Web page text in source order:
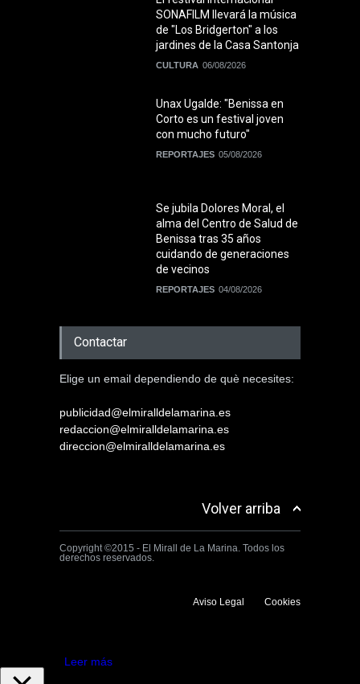
SONAFILM llevará la música
de "Los Bridgerton" a los
jardines de la Casa Santonja
CULTURA 06/08/2026
Unax Ugalde: "Benissa en
Corto es un festival joven
con mucho futuro"
REPORTAJES 05/08/2026
Se jubila Dolores Moral, el
alma del Centro de Salud de
Benissa tras 35 años
cuidando de generaciones
de vecinos
REPORTAJES 04/08/2026
Contactar
Elige un email dependiendo de què necesites:
publicidad@elmiralldelamarina.es
redaccion@elmiralldelamarina.es
direccion@elmiralldelamarina.es
Volver arriba
Copyright ©2015 - El Mirall de La Marina. Todos los
derechos reservados.
Aviso Legal Cookies
Leer más